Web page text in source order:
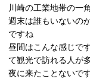
川崎の工業地帯の一角
週末は誰もいないの
ですね
昼間はこんな感じで
て観光で訪れる人が
夜に来たことないで